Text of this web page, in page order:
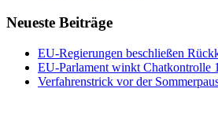
Neueste Beiträge
EU-Regierungen beschließen
EU-Parlament winkt Chatkontrolle
Verfahrenstrick vor der